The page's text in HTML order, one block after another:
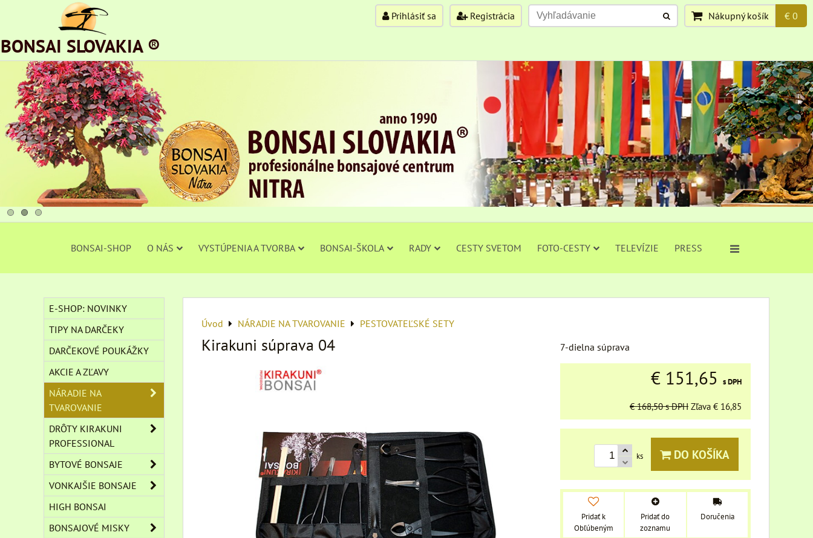
BONSAI SLOVAKIA ®
Prihlásiť sa Registrácia Nákupný košík € 0
BONSAI-SHOP O NÁS VYSTÚPENIA A TVORBA BONSAI-ŠKOLA RADY CESTY SVETOM FOTO-CESTY TELEVÍZIE PRESS
Úvod NÁRADIE NA TVAROVANIE PESTOVATEĽSKÉ SETY
Kirakuni súprava 04 7-dielna súprava
€ 151,65 s DPH
€ 168,50 s DPH Zľava € 16,85
ks DO KOŠÍKA
Pridať k
Obľúbeným
Pridať do
zoznamu
Doručenia
E-SHOP: NOVINKY
TIPY NA DARČEKY
DARČEKOVÉ POUKÁŽKY
AKCIE A ZĽAVY
NÁRADIE NA
TVAROVANIE
DRÔTY KIRAKUNI
PROFESSIONAL
BYTOVÉ BONSAJE
VONKAJŠIE BONSAJE
HIGH BONSAI
BONSAJOVÉ MISKY